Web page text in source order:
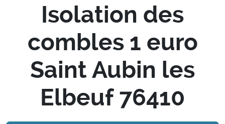
Isolation des
combles 1 euro
Saint Aubin les
Elbeuf 76410